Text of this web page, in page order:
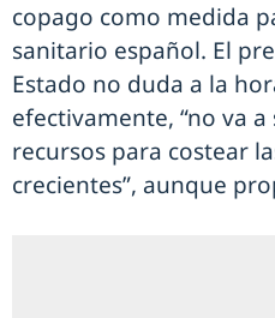
copago como medida
sanitario español. El
Estado no duda a la
efectivamente, “no va
recursos para costear
crecientes”, aunque